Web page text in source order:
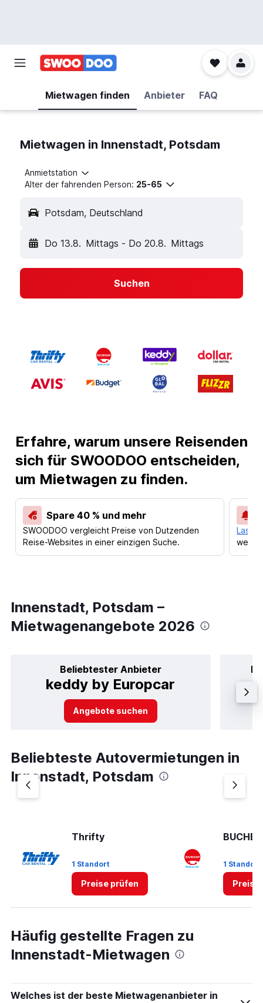
Mietwagen finden Anbieter FAQ
Mietwagen in Innenstadt, Potsdam
Anmietstation
Alter der fahrenden Person: 25-65
Potsdam, Deutschland
Do 13.8. Mittags - Do 20.8. Mittags
Suchen
Erfahre, warum unsere Reisenden
sich für SWOODOO entscheiden,
um Mietwagen zu finden.
Spare 40 % und mehr
SWOODOO vergleicht Preise von Dutzenden
Reise-Websites in einer einzigen Suche.
Lass
Innenstadt, Potsdam –
Mietwagenangebote 2026
Beliebtester Anbieter
keddy by Europcar
Angebote suchen
Beliebteste Autovermietungen in
Innenstadt, Potsdam
Thrifty
1 Standort
Preise prüfen
1 Standort
Preise
Häufig gestellte Fragen zu
Innenstadt-Mietwagen
Welches ist der beste Mietwagenanbieter in